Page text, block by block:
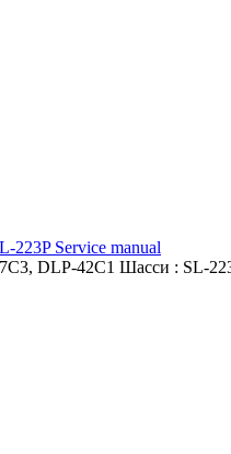
Service manual
DLP-42C1 Шасси : SL-